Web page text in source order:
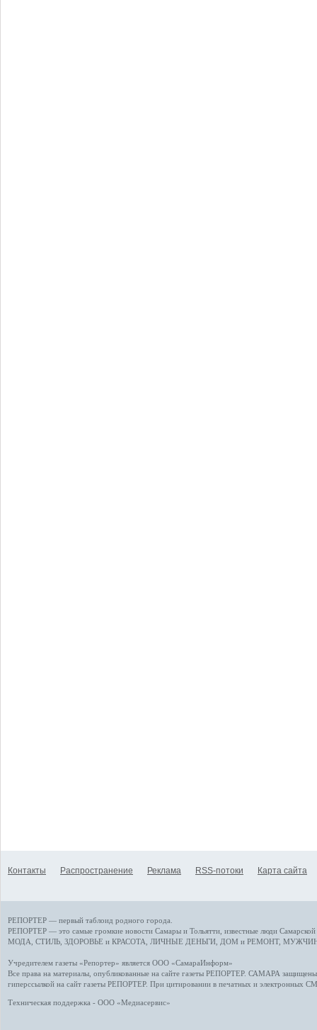
Контакты Распространение Реклама RSS-потоки Карта сайта
РЕПОРТЕР — первый таблоид родного города.
РЕПОРТЕР — это самые громкие новости Самары и Тольятти, известные люди
МОДА, СТИЛЬ ЗДОРОВЬЕ и КРАСОТА ЛИЧНЫЕ ДЕНЬГИ ДОМ и РЕМОНТ,
Учредителем газеты «Репортер» является ООО «СамараИнформ»
Все права на материалы, опубликованные на сайте газеты РЕПОРТЕР. САМАРА защищены.
гиперссылкой на сайт газеты РЕПОРТЕР. При цитировании в печатных и электронных
Техническая поддержка - ООО «Медиасервис»